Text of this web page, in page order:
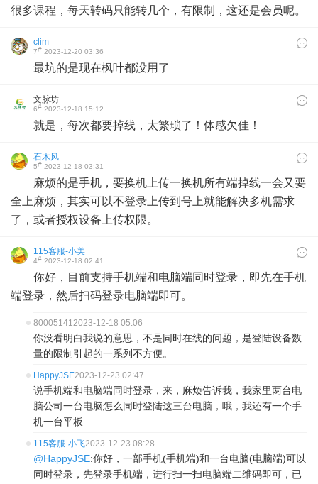
很多课程，每天转码只能转几个，有限制，这还是会员呢。
clim
7# 2023-12-20 03:36
最坑的是现在枫叶都没用了
文脉坊
6# 2023-12-18 15:12
就是，每次都要掉线，太繁琐了！体感欠佳！
石木风
5# 2023-12-18 03:31
麻烦的是手机，要换机上传一换机所有端掉线一会又要
全上麻烦，其实可以不登录上传到号上就能解决多机需求
了，或者授权设备上传权限。
115客服-小美
4# 2023-12-18 02:41
你好，目前支持手机端和电脑端同时登录，即先在手机
端登录，然后扫码登录电脑端即可。
800051412023-12-18 05:06
你没看明白我说的意思，不是同时在线的问题，是登陆设备数
量的限制引起的一系列不方便。
HappyJSE2023-12-23 02:47
说手机端和电脑端同时登录，来，麻烦告诉我，我家里两台电
脑公司一台电脑怎么同时登陆这三台电脑，哦，我还有一个手
机一台平板
115客服-小飞2023-12-23 08:28
@HappyJSE:你好，一部手机(手机端)和一台电脑(电脑端)可以
同时登录，先登录手机端，进行扫一扫电脑端二维码即可，已